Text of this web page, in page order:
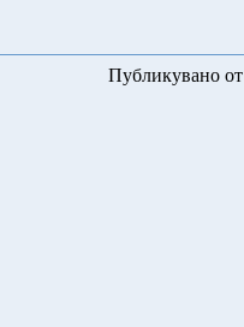
Публикувано от